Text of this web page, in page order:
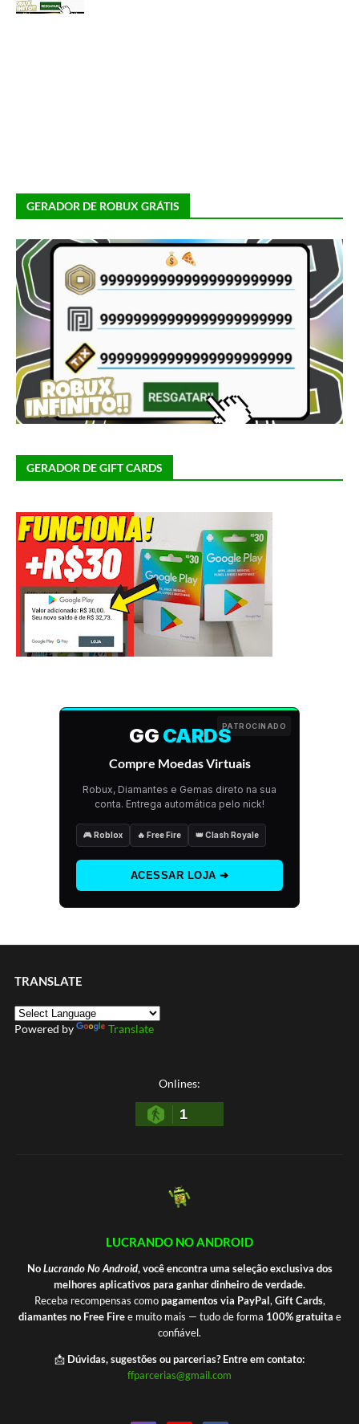
GERADOR DE ROBUX GRÁTIS
GERADOR DE GIFT CARDS
PATROCINADO
GG CARDS
Compre Moedas Virtuais
Robux, Diamantes e Gemas direto na sua
conta. Entrega automática pelo nick!
🎮 Roblox 🔥 Free Fire 👑 Clash Royale
ACESSAR LOJA ➔
TRANSLATE
Powered by Translate
Onlines:
1
LUCRANDO NO ANDROID
NoLucrando No Android, você encontra uma seleção exclusiva dos
melhores aplicativos para ganhar dinheiro de verdade.
Receba recompensas comopagamentos via PayPal, Gift Cards,
diamantes no Free Firee muito mais — tudo de forma 100% gratuita e
confiável.
📩 Dúvidas, sugestões ou parcerias? Entre em contato:
ffparcerias@gmail.com